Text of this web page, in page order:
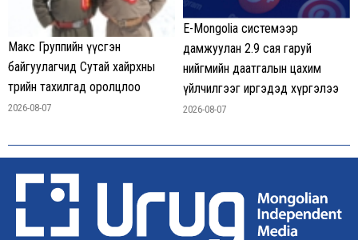
Макс Группийн үүсгэн
байгуулагчид Сутай хайрхны
төрийн тахилгад оролцлоо
2026-08-07
E-Mongolia системээр
дамжуулан 2.9 сая гаруй
нийгмийн даатгалын цахим
үйлчилгээг иргэдэд хүргэлээ
2026-08-07